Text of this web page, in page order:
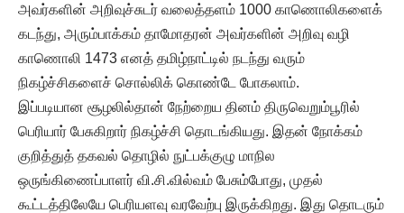
அவர்களின் அறிவுச்சுடர் வலைத்தளம் 1000 காணொலிகளைக்
கடந்து, அரும்பாக்கம் தாமோதரன் அவர்களின் அறிவு வழி
காணொலி 1473 எனத் தமிழ்நாட்டில் நடந்து வரும்
நிகழ்ச்சிகளைச் சொல்லிக் கொண்டே போகலாம்.
இப்படியான சூழலில்தான் நேற்றைய தினம் திருவெறும்பூரில்
பெரியார் பேசுகிறார் நிகழ்ச்சி தொடங்கியது. இதன் நோக்கம்
குறித்துத் தகவல் தொழில் நுட்பக்குழு மாநில
ஒருங்கிணைப்பாளர் வி.சி.வில்வம் பேசும்போது, முதல்
கூட்டத்திலேயே பெரியளவு வரவேற்பு இருக்கிறது. இது தொடரும்